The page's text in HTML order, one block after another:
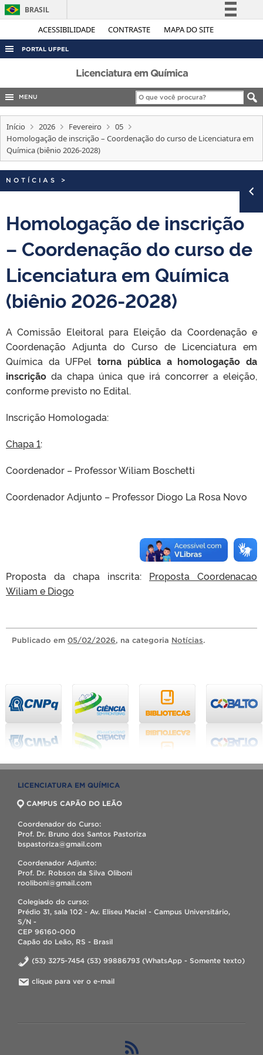
ACESSIBILIDADE CONTRASTE MAPA DO SITE
BRASIL
Simplifique!
Legislação
Canais
PORTAL UFPEL
ACESSO À INFORMAÇÃO
AUDITORIA
CONCURSOS
EDITAIS
INTERNACIONAL
TELEFONES
Licenciatura em Química
MENU
Início 2026 Fevereiro
05
Homologação de inscrição – Coordenação do curso de Licenciatura em
Química (biênio 2026-2028)
NOTÍCIAS >
Homologação de inscrição
– Coordenação do curso de
Licenciatura em Química
(biênio 2026-2028)
A Comissão Eleitoral para Eleição da Coordenação e
Coordenação Adjunta do Curso de Licenciatura em
Química da UFPeltorna pública a homologação da
inscrição da chapa única que irá concorrer a eleição,
conforme previsto no Edital.
Inscrição Homologada:
Chapa 1:
Coordenador – Professor Wiliam Boschetti
Coordenador Adjunto – Professor Diogo La Rosa Novo
Proposta da chapa inscrita: Proposta Coordenacao
Wiliam e Diogo
Publicado em 05/02/2026, na categoria Notícias.
LICENCIATURA EM QUÍMICA
CAMPUS CAPÃO DO LEÃO
Coordenador do Curso:
Prof. Dr. Bruno dos Santos Pastoriza
bspastoriza@gmail.com
Coordenador Adjunto:
Prof. Dr. Robson da Silva Oliboni
rooliboni@gmail.com
Colegiado do curso:
Prédio 31, sala 102 - Av. Eliseu Maciel - Campus Universitário,
S/N -
CEP 96160-000
Capão do Leão, RS - Brasil
(53) 3275-7454 (53) 99886793 (WhatsApp - Somente texto)
clique para ver o e-mail